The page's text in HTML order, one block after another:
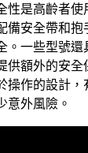
性是高齡者
備安全帶和
。一些型號
供額外的安
操作的設計
意外風險。